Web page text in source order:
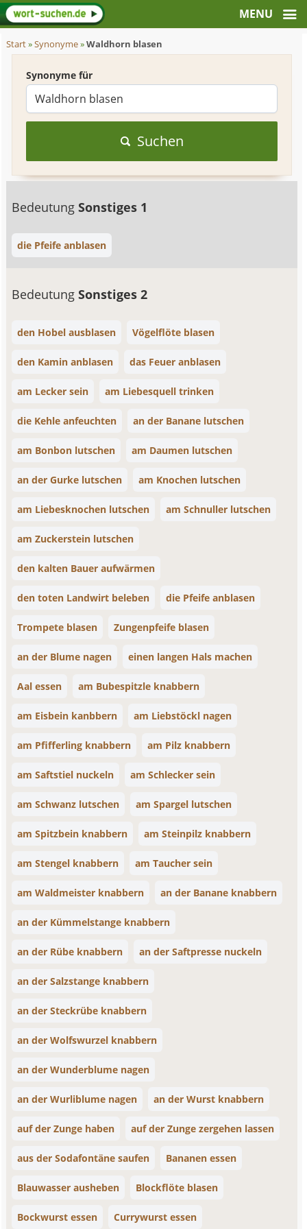
Start»Synonyme»Waldhorn blasen
Synonyme für
Suchen
BedeutungSonstiges 1
die Pfeife anblasen
BedeutungSonstiges 2
den Hobel ausblasen Vögelflöte blasen
den Kamin anblasen das Feuer anblasen
am Lecker sein am Liebesquell trinken
die Kehle anfeuchten an der Banane lutschen
am Bonbon lutschen am Daumen lutschen
an der Gurke lutschen am Knochen lutschen
am Liebesknochen lutschen am Schnuller lutschen
am Zuckerstein lutschen
den kalten Bauer aufwärmen
den toten Landwirt beleben die Pfeife anblasen
Trompete blasen Zungenpfeife blasen
an der Blume nagen einen langen Hals machen
Aal essen am Bubespitzle knabbern
am Eisbein kanbbern am Liebstöckl nagen
am Pfifferling knabbern am Pilz knabbern
am Saftstiel nuckeln am Schlecker sein
am Schwanz lutschen am Spargel lutschen
am Spitzbein knabbern am Steinpilz knabbern
am Stengel knabbern am Taucher sein
am Waldmeister knabbern an der Banane knabbern
an der Kümmelstange knabbern
an der Rübe knabbern an der Saftpresse nuckeln
an der Salzstange knabbern
an der Steckrübe knabbern
an der Wolfswurzel knabbern
an der Wunderblume nagen
an der Wurliblume nagen an der Wurst knabbern
auf der Zunge haben auf der Zunge zergehen lassen
aus der Sodafontäne saufen Bananen essen
Blauwasser ausheben Blockflöte blasen
Bockwurst essen Currywurst essen